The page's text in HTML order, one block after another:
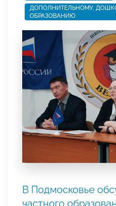
ДОПОЛНИТЕЛЬНОМУ,
ОБРАЗОВАНИЮ
В Подмосковье